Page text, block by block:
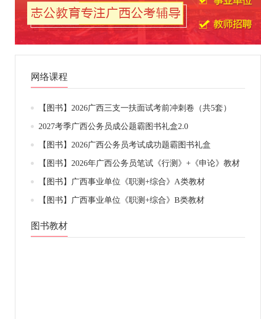
网络课程
【图书】2026广西三支一扶面试考前冲刺卷（共5套）
2027考季广西公务员成公题霸图书礼盒2.0
【图书】2026广西公务员考试成功题霸图书礼盒
【图书】2026年广西公务员笔试《行测》+《申论》教材
【图书】广西事业单位《职测+综合》A类教材
【图书】广西事业单位《职测+综合》B类教材
图书教材